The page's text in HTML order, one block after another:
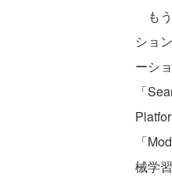
も
ショ
ーシ
「
「
械学